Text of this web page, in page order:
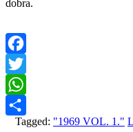
dobra.
Facebook
Twitter
WhatsApp
Share
Tagged: "1969 VOL. 1."